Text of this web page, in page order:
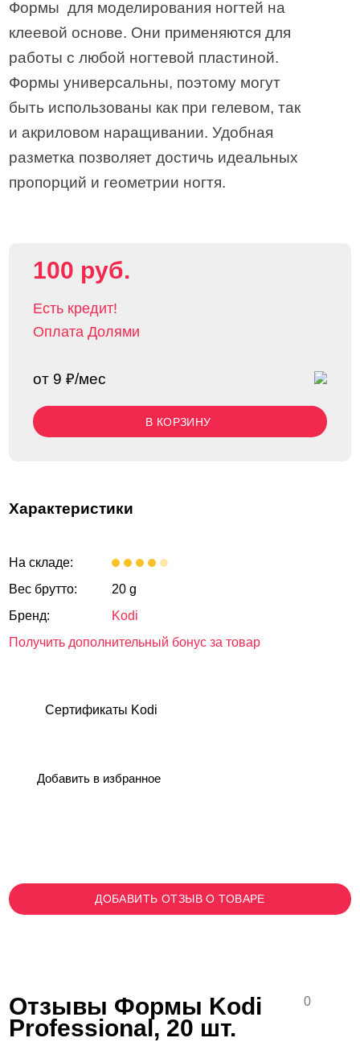
Формы для моделирования ногтей на
клеевой основе. Они применяются для
работы с любой ногтевой пластиной.
Формы универсальны, поэтому могут
быть использованы как при гелевом, так
и акриловом наращивании. Удобная
разметка позволяет достичь идеальных
пропорций и геометрии ногтя.
100 руб.
Есть кредит!
Оплата Долями
от 9 ₽/мес
В КОРЗИНУ
Характеристики
На складе:
Вес брутто:
20 g
Бренд:
Kodi
Получить дополнительный бонус за товар
Сертификаты Kodi
Добавить в избранное
Отзывы Формы Kodi
Professional, 20 шт.
0
ДОБАВИТЬ ОТЗЫВ О ТОВАРЕ